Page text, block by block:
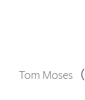
Tom Moses